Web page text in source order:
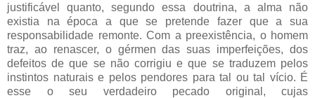
justificável quanto, segundo essa doutrina, a alma não
existia na época a que se pretende fazer que a sua
responsabilidade remonte. Com a preexistência, o homem
traz, ao renascer, o gérmen das suas imperfeições, dos
defeitos de que se não corrigiu e que se traduzem pelos
instintos naturais e pelos pendores para tal ou tal vício. É
esse o seu verdadeiro pecado original, cujas